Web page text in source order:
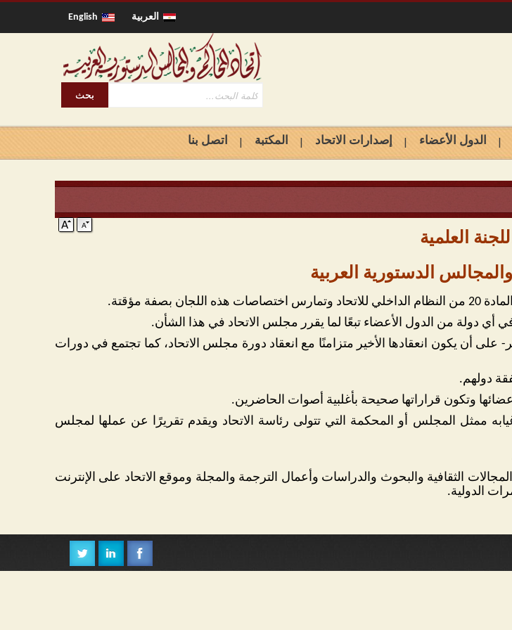
العربية
الدول الأعضاء إصدارات الاتحاد المكتبة اتصل بنا
العلمية
الدستورية العربية
بصفة مؤقتة.
في أي دولة من الدول الأعضاء تبعًا لما يقرر مجلس الاتحاد في هذا الشأن.
أن يكون انعقادها الأخير متزامنًا مع انعقاد دورة مجلس الاتحاد، كما تجتمع في دورات
دولهم.
وتكون قراراتها صحيحة بأغلبية أصوات الحاضرين.
ممثل المجلس أو المحكمة التي تتولى رئاسة الاتحاد ويقدم تقريرًا عن عملها لمجلس
الثقافية والبحوث والدراسات وأعمال الترجمة والمجلة وموقع الاتحاد على الإنترنت
الدولية.